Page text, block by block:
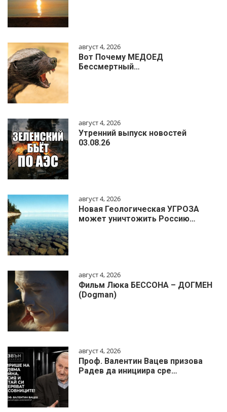
август 4, 2026
Вот Почему МЕДОЕД
Бессмертный…
август 4, 2026
Утренний выпуск новостей
03.08.26
август 4, 2026
Новая Геологическая УГРОЗА
может уничтожить Россию…
август 4, 2026
Фильм Люка БЕССОНА – ДОГМЕН
(Dogman)
август 4, 2026
Проф. Валентин Вацев призова
Радев да инициира сре…